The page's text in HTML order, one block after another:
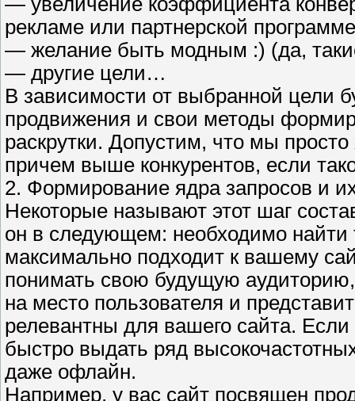
рекламе или партнерской
— желание быть модным :) (да,
— другие цели…
В зависимости от выбранной цели
продвижения и свои методы
раскрутки. Допустим, что мы
причем выше конкурентов, если
2. Формирование ядра запросов и
Некоторые называют этот шаг
он в следующем: необходимо найти
максимально подходит к вашему
понимать свою будущую аудиторию,
на место пользователя и
релевантны для вашего сайта.
быстро выдать ряд
даже офлайн.
Например, у вас сайт посвящен